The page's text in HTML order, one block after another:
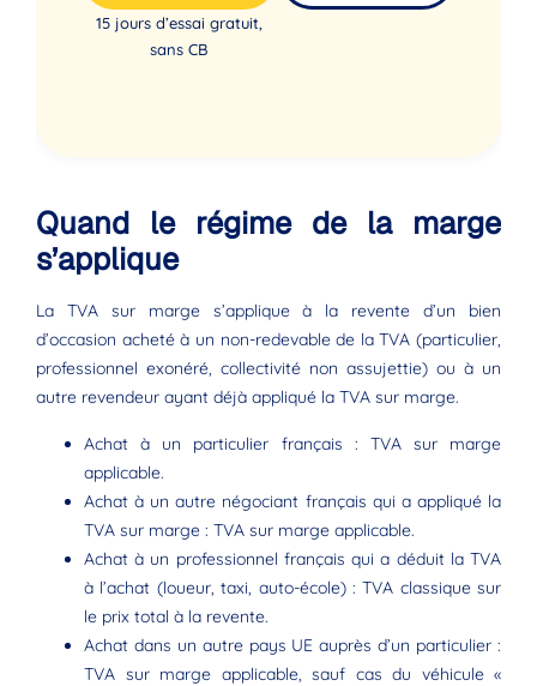
15 jours d’essai gratuit,
sans CB
Quand le régime de la marge
s’applique
La TVA sur marge s’applique à la revente d’un bien
d’occasion acheté à un non-redevable de la TVA (particulier,
professionnel exonéré, collectivité non assujettie) ou à un
autre revendeur ayant déjà appliqué la TVA sur marge.
Achat à un particulier français : TVA sur marge
applicable.
Achat à un autre négociant français qui a appliqué la
TVA sur marge : TVA sur marge applicable.
Achat à un professionnel français qui a déduit la TVA
à l’achat (loueur, taxi, auto-école) : TVA classique sur
le prix total à la revente.
Achat dans un autre pays UE auprès d’un particulier :
TVA sur marge applicable, sauf cas du véhicule «